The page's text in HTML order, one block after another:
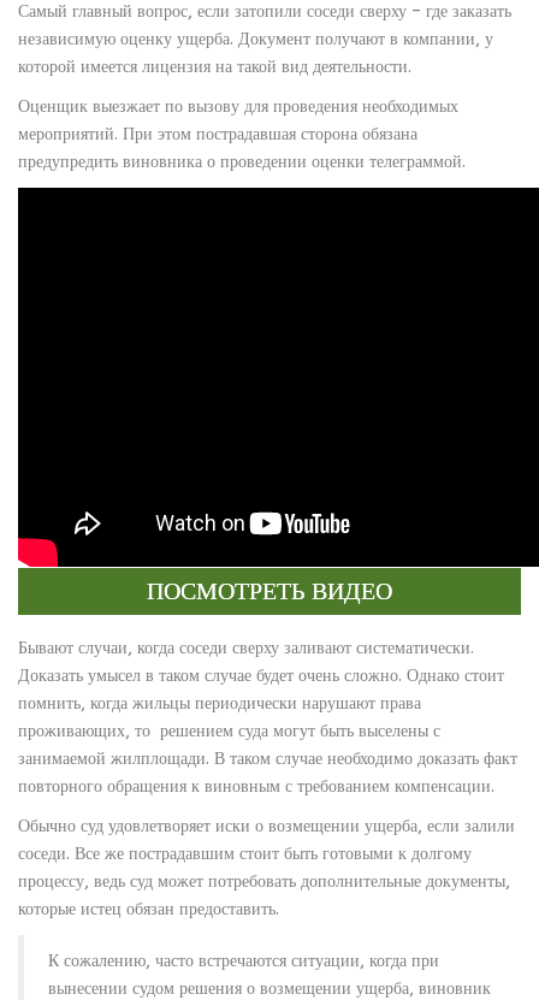
Самый главный вопрос, если затопили соседи сверху – где заказать
независимую оценку ущерба. Документ получают в компании, у
которой имеется лицензия на такой вид деятельности.
Оценщик выезжает по вызову для проведения необходимых
мероприятий. При этом пострадавшая сторона обязана
предупредить виновника о проведении оценки телеграммой.
ПОСМОТРЕТЬ ВИДЕО
Бывают случаи, когда соседи сверху заливают систематически.
Доказать умысел в таком случае будет очень сложно. Однако стоит
помнить, когда жильцы периодически нарушают права
проживающих, то решением суда могут быть выселены с
занимаемой жилплощади. В таком случае необходимо доказать факт
повторного обращения к виновным с требованием компенсации.
Обычно суд удовлетворяет иски о возмещении ущерба, если залили
соседи. Все же пострадавшим стоит быть готовыми к долгому
процессу, ведь суд может потребовать дополнительные документы,
которые истец обязан предоставить.
К сожалению, часто встречаются ситуации, когда при
вынесении судом решения о возмещении ущерба, виновник